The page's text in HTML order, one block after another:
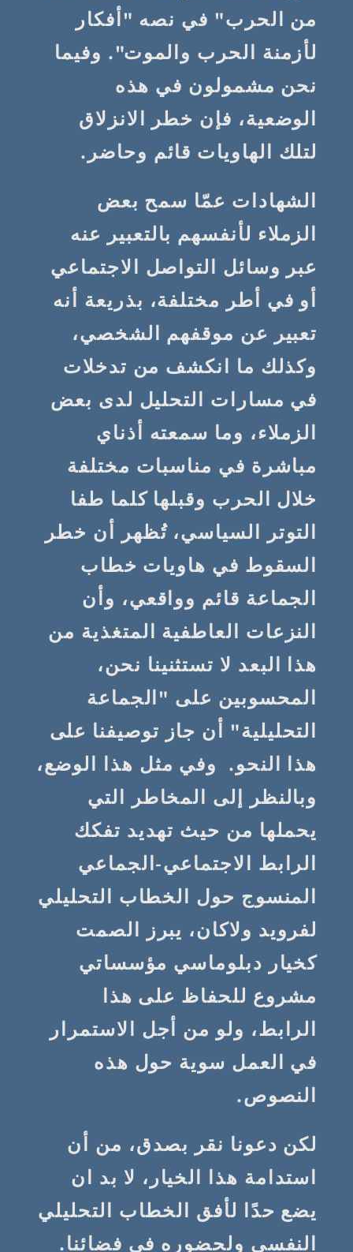
من الحرب" في نصه "أفكار
لأزمنة الحرب والموت". وفيما
نحن مشمولون في هذه
الوضعية، فإن خطر الانزلاق
لتلك الهاويات قائم وحاضر.
الشهادات عمّا سمح بعض
الزملاء لأنفسهم بالتعبير عنه
عبر وسائل التواصل الاجتماعي
أو في أطر مختلفة، بذريعة أنه
تعبير عن موقفهم الشخصي،
وكذلك ما انكشف من تدخلات
في مسارات التحليل لدى بعض
الزملاء، وما سمعته أذناي
مباشرة في مناسبات مختلفة
خلال الحرب وقبلها كلما طفا
التوتر السياسي، تُظهر أن خطر
السقوط في هاويات خطاب
الجماعة قائم وواقعي، وأن
النزعات العاطفية المتغذية من
هذا البعد لا تستثنينا نحن،
المحسوبين على "الجماعة
التحليلية" أن جاز توصيفنا على
هذا النحو. وفي مثل هذا الوضع،
وبالنظر إلى المخاطر التي
يحملها من حيث تهديد تفكك
الرابط الاجتماعي-الجماعي
المنسوج حول الخطاب التحليلي
لفرويد ولاكان، يبرز الصمت
كخيار دبلوماسي مؤسساتي
مشروع للحفاظ على هذا
الرابط، ولو من أجل الاستمرار
في العمل سوية حول هذه
النصوص.
لكن دعونا نقر بصدق، من أن
استدامة هذا الخيار، لا بد ان
يضع حدًا لأفق الخطاب التحليلي
النفسي ولحضوره في فضائنا.